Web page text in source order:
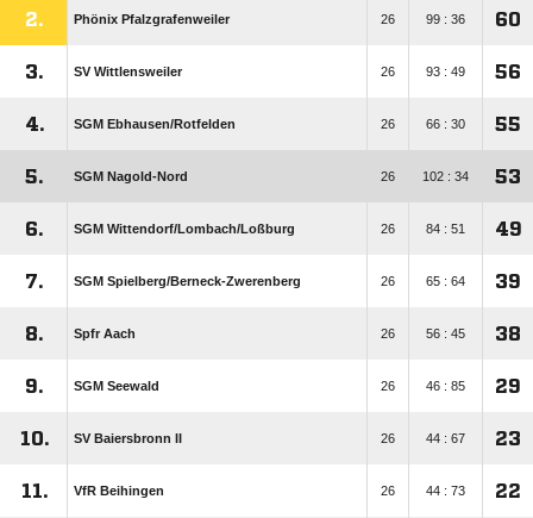
2. Phönix Pfalzgrafenweiler 26 99 : 36 60
3. SV Wittlensweiler 26 93 : 49 56
4. SGM Ebhausen/​Rotfelden 26 66 : 30 55
5. SGM Nagold-Nord 26 102 : 34 53
6. SGM Wittendorf/​Lombach/​Loßburg 26 84 : 51 49
7. SGM Spielberg/​Berneck-Zwerenberg 26 65 : 64 39
8. Spfr Aach 26 56 : 45 38
9. SGM Seewald 26 46 : 85 29
10. SV Baiersbronn II 26 44 : 67 23
11. VfR Beihingen 26 44 : 73 22